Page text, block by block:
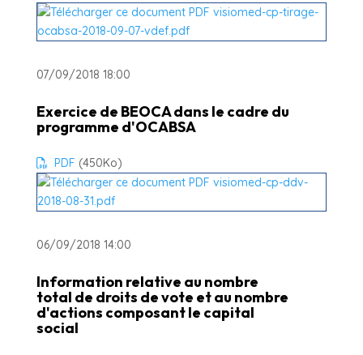
07/09/2018 18:00
Exercice de BEOCA dans le cadre du
programme d'OCABSA
PDF (450Ko)
06/09/2018 14:00
Information relative au nombre
total de droits de vote et au nombre
d'actions composant le capital
social